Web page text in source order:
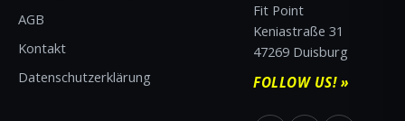
AGB
Kontakt
Datenschutzerklärung
Fit Point
Keniastraße 31
47269 Duisburg
FOLLOW US! »